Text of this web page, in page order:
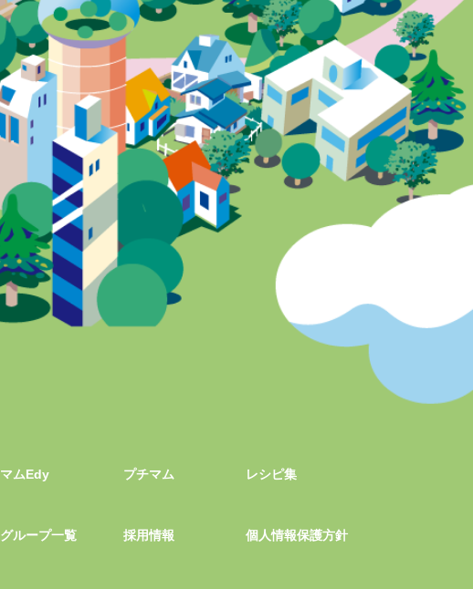
マムEdy プチマム レシピ集
グループ一覧 採用情報 個人情報保護方針